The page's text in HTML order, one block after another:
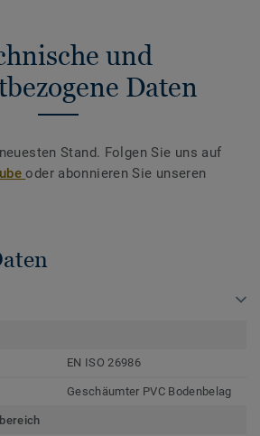
und
Daten
Stand. Folgen Sie uns auf
oder abonnieren Sie unseren
EN ISO 26986
Geschäumter PVC Bodenbelag